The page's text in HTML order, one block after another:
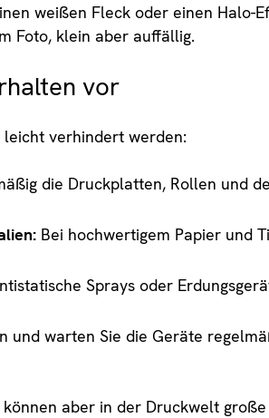
weißen Fleck oder einen Halo-
Foto, klein aber auffällig.
vor
verhindert werden:
die Druckplatten, Rollen und
Bei hochwertigem Papier und
Sprays oder
und warten Sie die Geräte
aber in der Druckwelt